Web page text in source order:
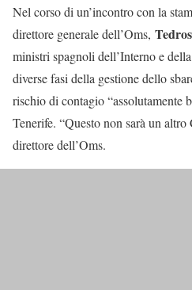
Nel corso di un’incontro con la
direttore generale dell’Oms,
ministri spagnoli dell’Interno e
diverse fasi della gestione dello
rischio di contagio “assolutamente
Tenerife. “Questo non sarà un
direttore dell’Oms.